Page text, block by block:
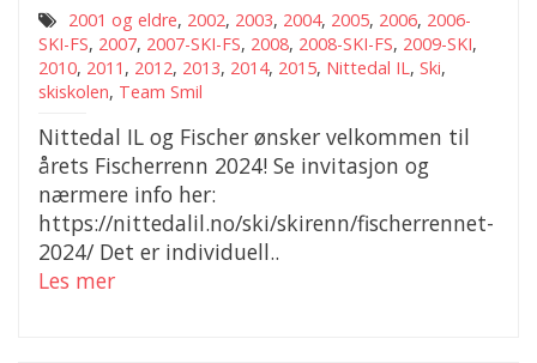
2001 og eldre, 2002, 2003, 2004, 2005, 2006, 2006-
SKI-FS, 2007, 2007-SKI-FS, 2008, 2008-SKI-FS, 2009-SKI,
2010, 2011 , 2012, 2013, 2014, 2015, Nittedal IL, Ski,
skiskolen, Team Smil
Nittedal IL og Fischer ønsker velkommen til
årets Fischerrenn 2024! Se invitasjon og
nærmere info her:
https://nittedalil.no/ski/skirenn/fischerrennet-
2024/ Det er individuell..
Les mer